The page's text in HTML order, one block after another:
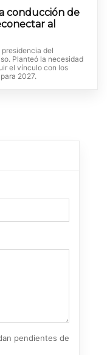
conducción de
al
del
Planteó la necesidad
el vínculo con los
2027.
pendientes de